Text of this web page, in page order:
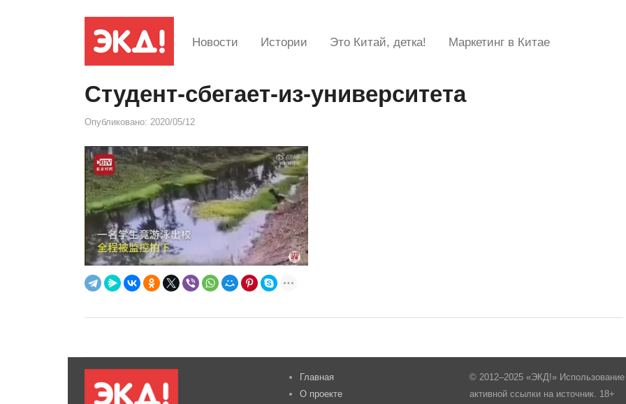
Новости Истории Это Китай, детка! Маркетинг в Китае
Студент-сбегает-из-университета
Опубликовано: 2020/05/12
Главная
О проекте
© 2012–2025 «ЭКД!»
активной ссылки на источник. 18+